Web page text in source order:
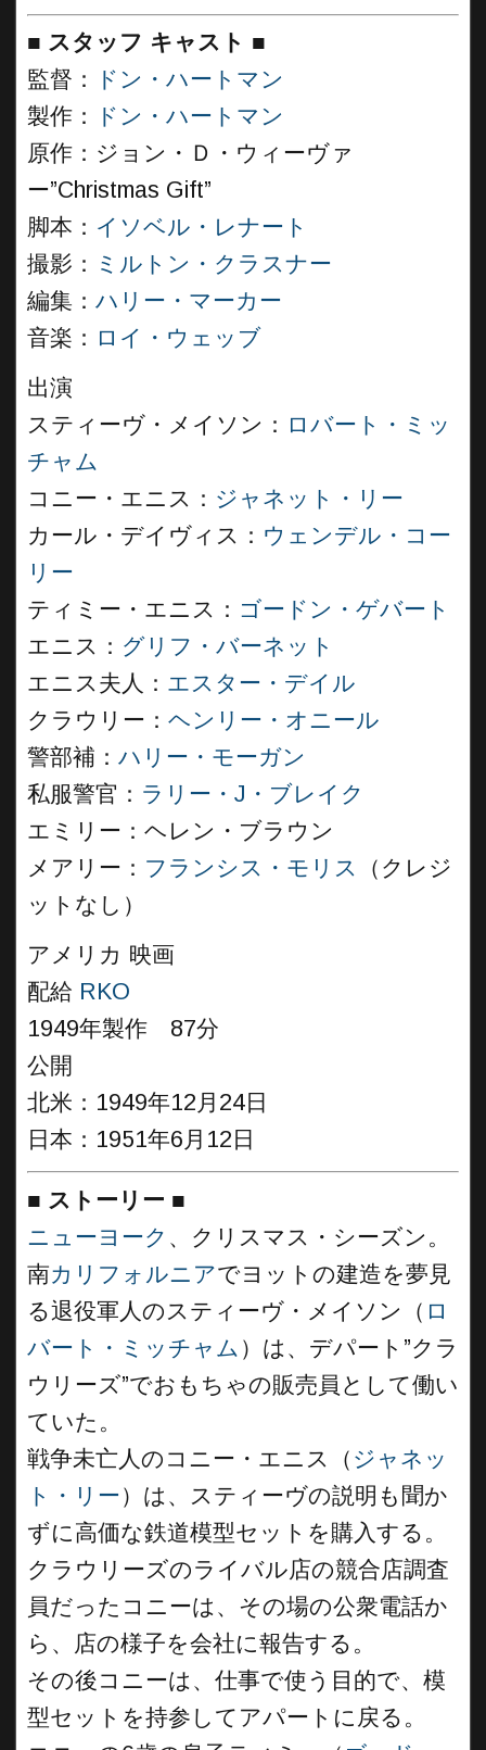
■ スタッフ キャスト ■
監督：
ドン・ハートマン
製作：
ドン・ハートマン
原作：ジョン・Ｄ・ウィーヴァ
ー”Christmas Gift”
脚本： イソベル・レナート
撮影： ミルトン・クラスナー
編集： ハリー・マーカー
音楽： ロイ・ウェッブ
出演
スティーヴ・メイソン： ロバート・ミッ
チャム
コニー・エニス： ジャネット・リー
カール・デイヴィス： ウェンデル・コー
リー
ティミー・エニス： ゴードン・ゲバート
エニス： グリフ・バーネット
エニス夫人： エスター・デイル
クラウリー： ヘンリー・オニール
警部補： ハリー・モーガン
私服警官： ラリー・J・ブレイク
エミリー：ヘレン・ブラウン
メアリー： フランシス・モリス
（クレジ
ットなし）
アメリカ 映画
配給 RKO
1949年製作 87分
公開
北米：1949年12月24日
日本：1951年6月12日
■ ストーリー ■
ニューヨーク 、クリスマス・シーズン。
南カリフォルニアでヨットの建造を夢見
る退役軍人のスティーヴ・メイソン（ ロ
バート・ミッチャム ）は、デパート”クラ
ウリーズ”でおもちゃの販売員として働い
ていた。
戦争未亡人のコニー・エニス（ ジャネッ
ト・リー）は、スティーヴの説明も聞か
ずに高価な鉄道模型セットを購入する。
クラウリーズのライバル店の競合店調査
員だったコニーは、その場の公衆電話か
ら、店の様子を会社に報告する。
その後コニーは、仕事で使う目的で、模
型セットを持参してアパートに戻る。